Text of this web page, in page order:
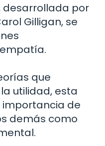
desarrollada por
Gilligan, se
que
utilidad, esta
de
demás como